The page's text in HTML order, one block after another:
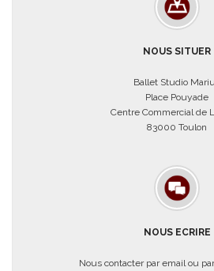
NOUS SITUER
Ballet Studio
Place Pouyade
Centre Commercial de
83000 Toulon
NOUS ECRIRE
Nous contacter par email ou par